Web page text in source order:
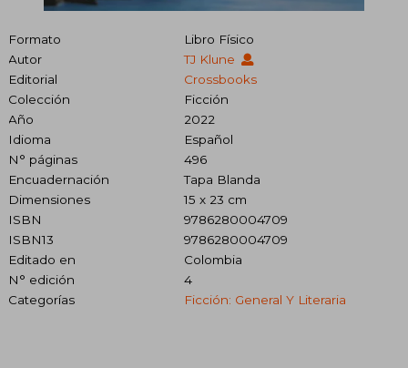
Formato
Libro Físico
Autor
TJ Klune
Editorial
Crossbooks
Colección
Ficción
Año
2022
Idioma
Español
N° páginas
496
Encuadernación
Tapa Blanda
Dimensiones
15 x 23 cm
ISBN
9786280004709
ISBN13
9786280004709
Editado en
Colombia
N° edición
4
Categorías
Ficción: General Y Literaria